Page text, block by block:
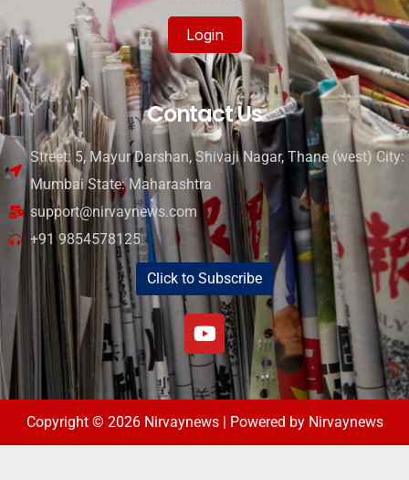
Login
Contact Us
Street: 5, Mayur Darshan, Shivaji Nagar, Thane (west) City:
Mumbai State: Maharashtra
support@nirvaynews.com
+91 9854578125
Click to Subscribe
Copyright © 2026 Nirvaynews | Powered by Nirvaynews